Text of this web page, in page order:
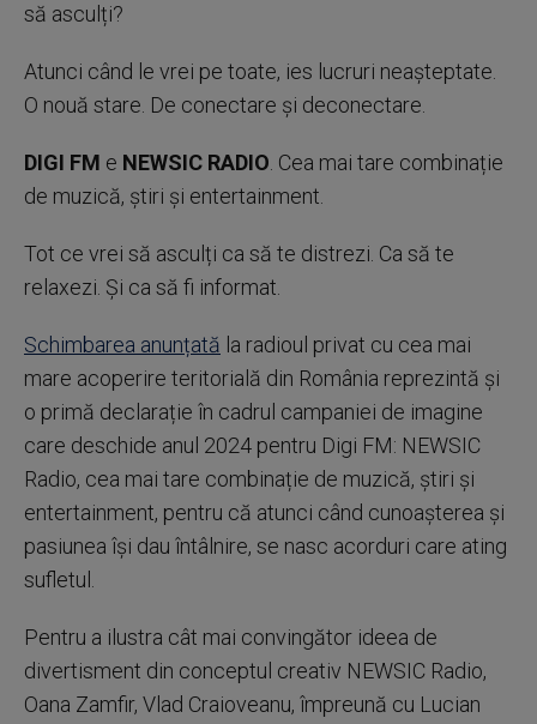
seconds
să asculți?
Atunci când le vrei pe toate, ies lucruri neașteptate.
O nouă stare. De conectare și deconectare.
DIGI FM e NEWSIC RADIO . Cea mai tare combinație
de muzică, știri și entertainment.
Tot ce vrei să asculți ca să te distrezi. Ca să te
relaxezi. Și ca să fi informat.
Schimbarea anunțată la radioul privat cu cea mai
mare acoperire teritorială din România reprezintă și
o primă declarație în cadrul campaniei de imagine
care deschide anul 2024 pentru Digi FM: NEWSIC
Radio, cea mai tare combinație de muzică, știri și
entertainment, pentru că atunci când cunoașterea și
pasiunea își dau întâlnire, se nasc acorduri care ating
sufletul.
Pentru a ilustra cât mai convingător ideea de
divertisment din conceptul creativ NEWSIC Radio,
Oana Zamfir, Vlad Craioveanu, împreună cu Lucian